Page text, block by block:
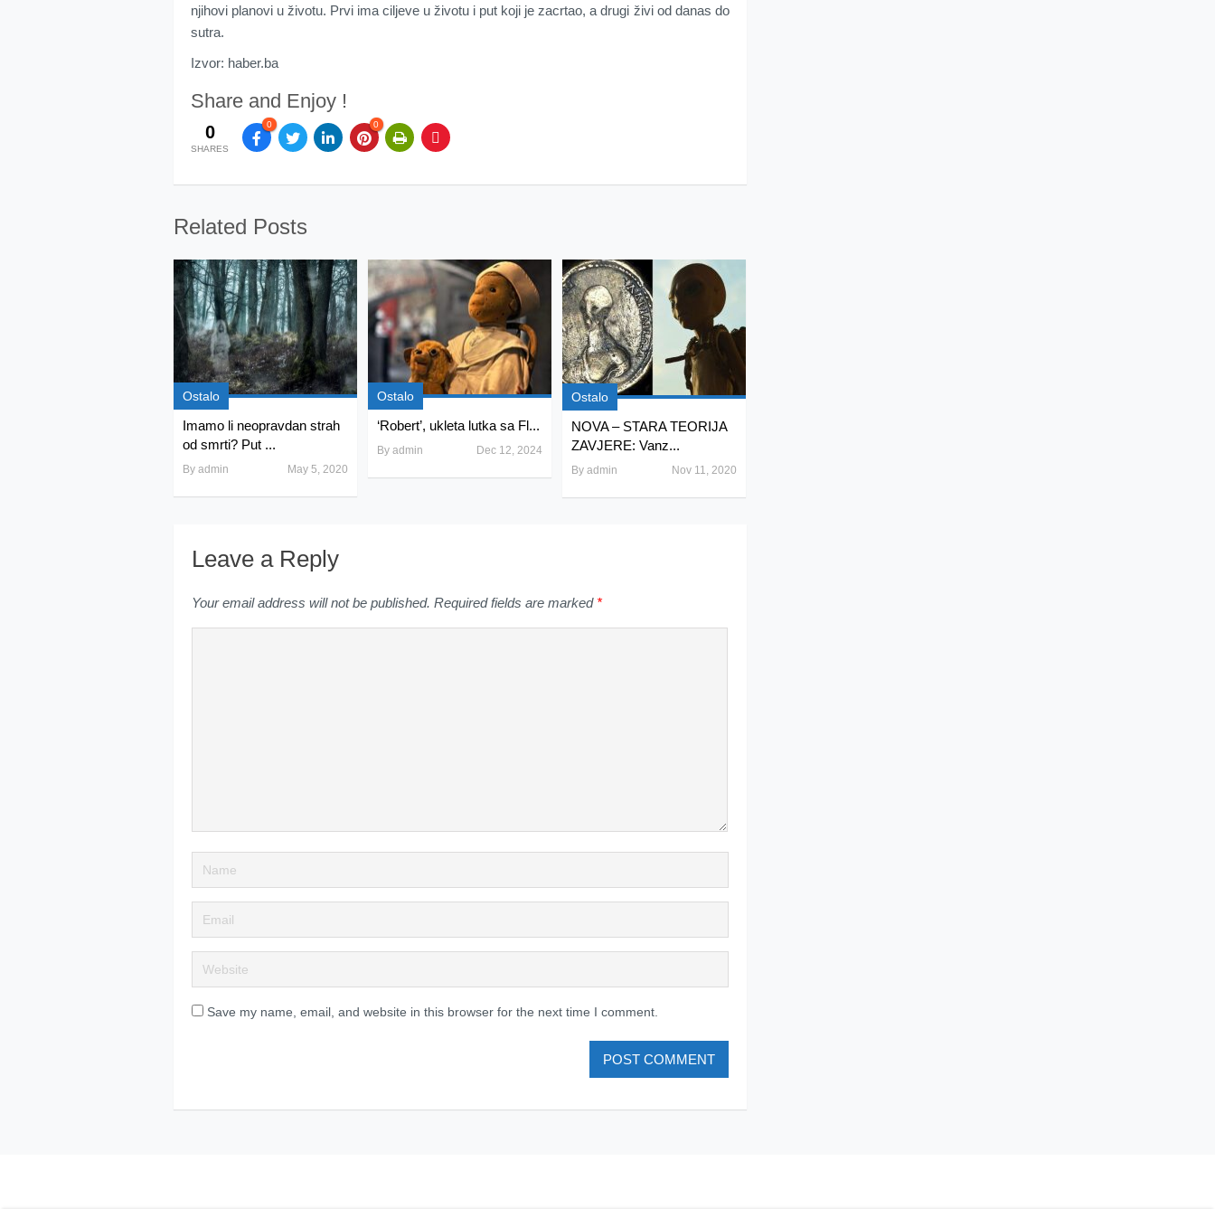
njihovi planovi u životu. Prvi ima ciljeve u životu i put koji je zacrtao, a drugi živi od danas do
sutra.
Izvor: haber.ba
Share and Enjoy !
0
SHARES
0 0
Related Posts
Ostalo
Imamo li neopravdan strah
od smrti? Put ...
By admin May 5, 2020
Ostalo
‘Robert’, ukleta lutka sa Fl...
By admin Dec 12, 2024
Ostalo
NOVA – STARA TEORIJA
ZAVJERE: Vanz...
By admin Nov 11, 2020
Leave a Reply
Your email address will not be published. Required fields are marked *
Save my name, email, and website in this browser for the next time I comment.